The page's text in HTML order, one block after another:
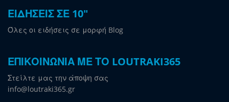
ΕΙΔΗΣΕΙΣ ΣΕ 10"
Όλες οι ειδήσεις σε μορφή Blog
ΕΠΙΚΟΙΝΩΝΙΑ ΜΕ ΤΟ LOUTRAKI365
Στείλτε μας την άποψη σας
info@loutraki365.gr